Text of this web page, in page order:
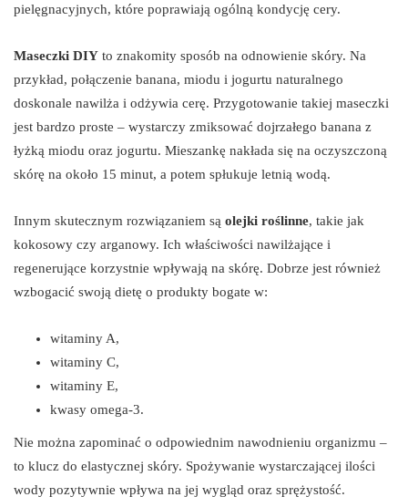
pielęgnacyjnych, które poprawiają ogólną kondycję cery.
Maseczki DIY to znakomity sposób na odnowienie skóry. Na
przykład, połączenie banana, miodu i jogurtu naturalnego
doskonale nawilża i odżywia cerę. Przygotowanie takiej maseczki
jest bardzo proste – wystarczy zmiksować dojrzałego banana z
łyżką miodu oraz jogurtu. Mieszankę nakłada się na oczyszczoną
skórę na około 15 minut, a potem spłukuje letnią wodą.
Innym skutecznym rozwiązaniem są olejki roślinne, takie jak
kokosowy czy arganowy. Ich właściwości nawilżające i
regenerujące korzystnie wpływają na skórę. Dobrze jest również
wzbogacić swoją dietę o produkty bogate w:
witaminy A,
witaminy C,
witaminy E,
kwasy omega-3.
Nie można zapominać o odpowiednim nawodnieniu organizmu –
to klucz do elastycznej skóry. Spożywanie wystarczającej ilości
wody pozytywnie wpływa na jej wygląd oraz sprężystość.